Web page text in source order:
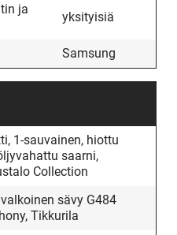
ja
yksityisiä
Samsung
1-sauvainen, hiottu
saarni,
Collection
sävy G484
Tikkurila